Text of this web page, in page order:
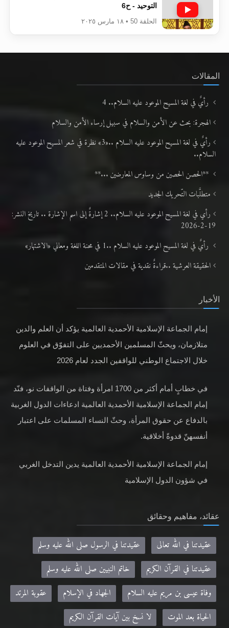
التوحيد - ح6
الحلقة 50 • ١٨ مارس ٢٠٢٥
المقالات
رأيٌ في لغة المسيح الموعود عليه السلام.. 4
الهجرة: بحث عن الأمن والسلام في سبيل إرساء الأمن والسلام
رأيٌ في لغة المسيح الموعود عليه السلام ..«3» نظرة في شعر المسيح الموعود عليه
السلام..
**الحصن الحصين من وساوس المعارضين ...**
متطلَّبات التّحريك الجديد
رأي في لغة المسيح الموعود عليه السلام.. 2 إشارةٌ إلى اسم الإشارة .. تاريخ النشر:
19-2-2026
رأيٌ في لغة المسيح الموعود عليه السلام ..1 في محنة اللغة ومعاني «الاشتهار»
الحقيقة العرشية ..قراءةٌ نقدية في مقالات المتقدمين
الأخبار
إمام الجماعة الإسلامية الأحمدية العالمية يؤكد أن العلم والدين
متلازمان، ويحثّ المسلمين الأحمديين على التفوّق في العلوم
خلال الاجتماع الوطني للواقفين الجدد لعام 2026
في خطابٍ أمام أكثر من 1700 امرأة وفتاة من الواقفات نو، فنّد
إمام الجماعة الإسلامية الأحمدية العالمية ادعاءات الدول الغربية
بالدفاع عن حقوق المرأة، وحثّ النساء المسلمات على اعتبار
أنفسهنّ قدوةً أخلاقية.
إمام الجماعة الإسلامية الأحمدية العالمية يدين التدخل الغربي
في شؤون الدول الإسلامية
عقائد، مفاهيم وحقائق
عقيدتنا في الله تعالى
عقيدتنا في الرسول صلى الله عليه وسلم
عقيدتنا في القرآن الكريم
خاتم النبيين صلى الله عليه وسلم
وفاة عيسى بن مريم عليه السلام
الجهاد في الإسلام
عقوبة المرتد
الحياة بعد الموت
لا نسخ بين آيات القرآن الكريم